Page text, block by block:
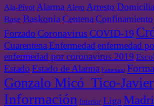
Ala-Pívot Alarma Alero Arresto
Base BaskoniaCentenaConfinamiento
Forzado Coronavirus COVID-19
CuarentenaEnfermedad enfermedad
enfermedad por coronavirus 2019
Estado Estado de Alarma Femenino
Gonzalo Micó_Tico-Javier
Información Interior Liga